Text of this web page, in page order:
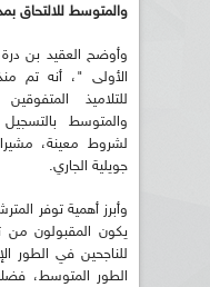
والمتوسط للالتحاق
وأوضح العقيد بن
للتلاميذ
والمتوسط بالتسجيل
جويلية الجاري.
وأبرز أهمية توفر
الطور المتوسط،